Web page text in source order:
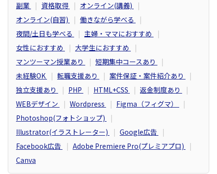
副業
資格取得
オンライン(講義)
オンライン(自習)
働きながら学べる
夜間/土日も学べる
主婦・ママにおすすめ
女性におすすめ
大学生におすすめ
マンツーマン授業あり
短期集中コースあり
未経験OK
転職支援あり
案件保証・案件紹介あり
独立支援あり
PHP HTML+CSS
返金制度あり
WEBデザイン
Wordpress
Figma（フィグマ）
Photoshop(フォトショップ)
Illustrator(イラストレーター)
Google広告
Facebook広告
Adobe Premiere Pro(プレミアプロ)
Canva